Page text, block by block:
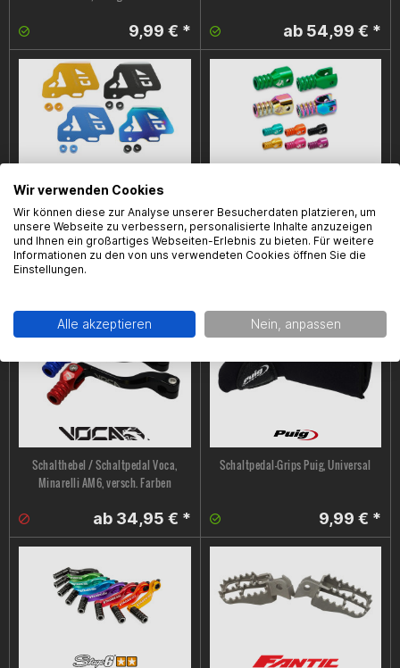
9,99 € * ab 54,99 € *
Bremszylindercover Doppler,
universal, verschiedene Farben,
(hinten)
Schaltpedalnase Voca, Minarelli AM6,
versch. Farben
Schalthebel / Schaltpedal Voca,
Minarelli AM6, versch. Farben
ab 34,95 € *
Schaltpedal-Grips Puig, Universal
9,99 € *
Wir verwenden Cookies
Wir können diese zur Analyse unserer Besucherdaten platzieren, um
unsere Webseite zu verbessern, personalisierte Inhalte anzuzeigen
und Ihnen ein großartiges Webseiten-Erlebnis zu bieten. Für weitere
Informationen zu den von uns verwendeten Cookies öffnen Sie die
Einstellungen.
Alle akzeptieren Nein, anpassen